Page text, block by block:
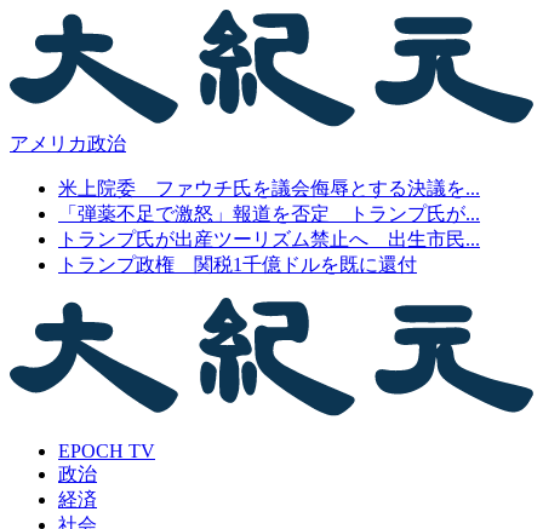
アメリカ政治
米上院委 ファウチ氏を議会侮辱とする決議を...
「弾薬不足で激怒」報道を否定 トランプ氏が...
トランプ氏が出産ツーリズム禁止へ 出生市民...
トランプ政権 関税1千億ドルを既に還付
EPOCH TV
政治
経済
社会